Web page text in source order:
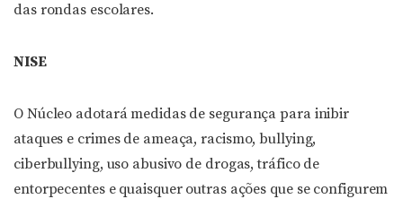
das rondas escolares.
NISE
O Núcleo adotará medidas de segurança para inibir
ataques e crimes de ameaça, racismo, bullying,
ciberbullying, uso abusivo de drogas, tráfico de
entorpecentes e quaisquer outras ações que se configurem